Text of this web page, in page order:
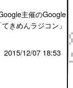
主催のGoogle
きめんラジコン」
2015/12/07 18:53